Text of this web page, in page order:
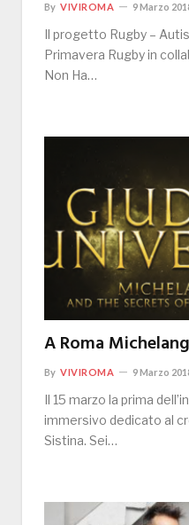
By VIVIROMA 9 Marzo
Il progetto Rugby –
Primavera Rugby in
Non Ha…
A Roma
By VIVIROMA 9 Marzo
Il 15 marzo la prima
immersivo dedicato al
Sistina. Sei…